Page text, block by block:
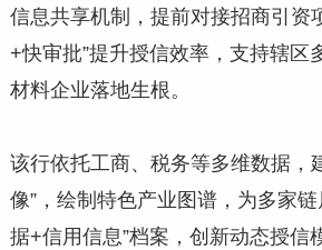
信息共享机制，提前对接招商引资
+快审批”提升授信效率，支持辖区
材料企业落地生根。
该行依托工商、税务等多维数据，
像”，绘制特色产业图谱，为多家
据+信用信息”档案，创新动态授信